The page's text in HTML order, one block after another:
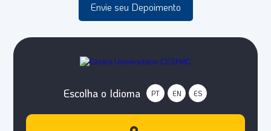
Envie seu Depoimento
Escolha o Idioma PT EN ES